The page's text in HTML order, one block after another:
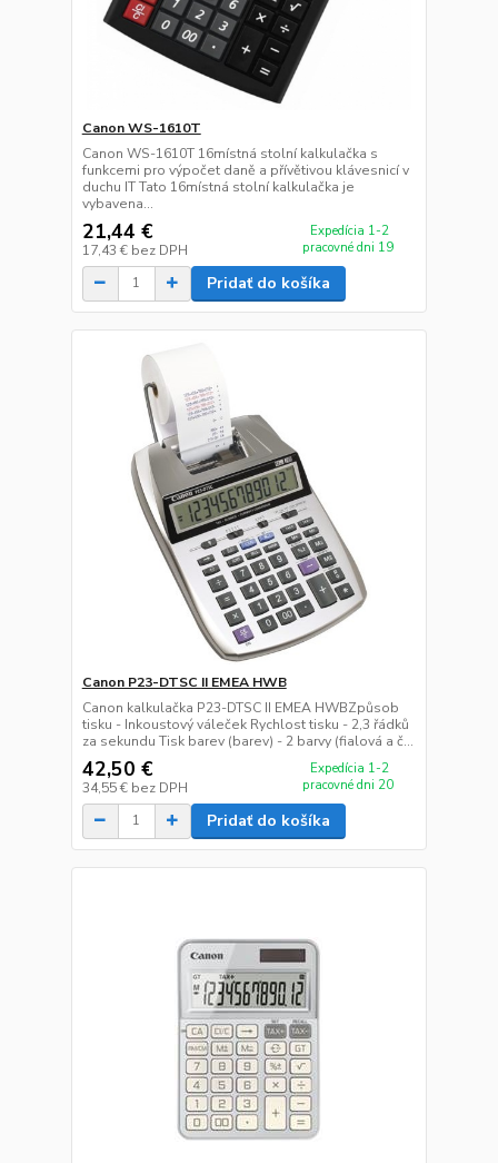
Canon WS-1610T
Canon WS-1610T 16místná stolní kalkulačka s
funkcemi pro výpočet daně a přívětivou klávesnicí v
duchu IT Tato 16místná stolní kalkulačka je
vybavena...
21,44 €
17,43 € bez DPH
Expedícia 1-2
pracovné dni 19
Pridať do košíka
Canon P23-DTSC II EMEA HWB
Canon kalkulačka P23-DTSC II EMEA HWBZpůsob
tisku - Inkoustový váleček Rychlost tisku - 2,3 řádků
za sekundu Tisk barev (barev) - 2 barvy (fialová a č...
42,50 €
34,55 € bez DPH
Expedícia 1-2
pracovné dni 20
Pridať do košíka